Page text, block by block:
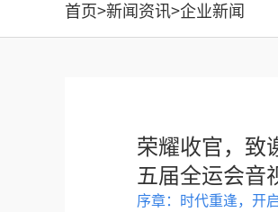
首页>新闻资讯>企业新闻
荣耀收官，致
五届全运会音
序章：时代重逢，开